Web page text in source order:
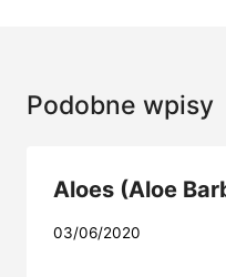
Podobne wpisy
Aloes (Aloe
03/06/2020